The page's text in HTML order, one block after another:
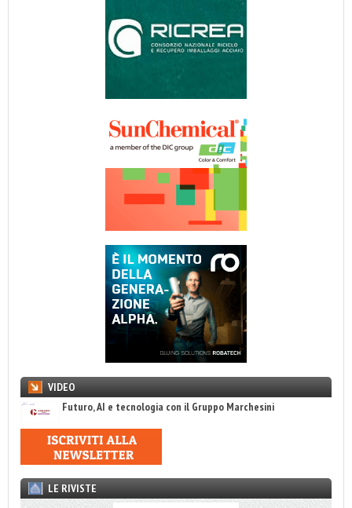
VIDEO
Futuro, AI e tecnologia con il Gruppo Marchesini
LE RIVISTE